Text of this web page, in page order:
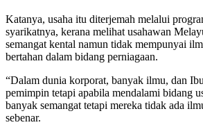
Katanya, usaha itu diterjemah melalui
syarikatnya, kerana melihat usahawan
semangat kental namun tidak mempunyai
bertahan dalam bidang perniagaan.
“Dalam dunia korporat, banyak ilmu, dan
pemimpin tetapi apabila mendalami bidang
banyak semangat tetapi mereka tidak ada
sebenar.